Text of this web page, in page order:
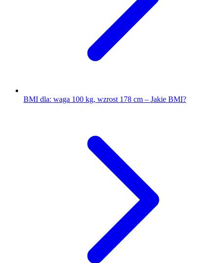
BMI dla: waga 100 kg, wzrost 178 cm – Jakie BMI?